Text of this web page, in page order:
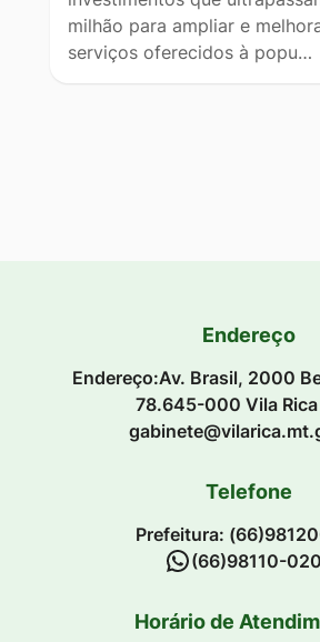
milhão para ampliar e
serviços oferecidos à popu…
Endereço
Endereço:Av. Brasil, 2000
78.645-000 Vila
Telefone
Prefeitura:
(66)98110-
Horário de